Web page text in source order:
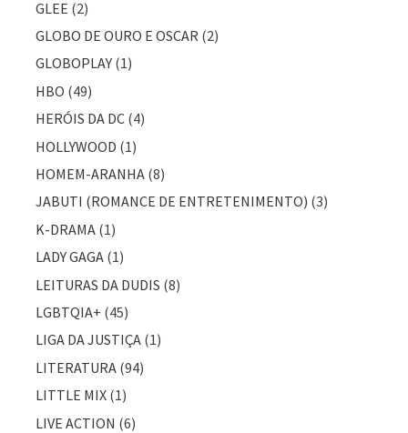
GLEE (2)
GLOBO DE OURO E OSCAR (2)
GLOBOPLAY (1)
HBO (49)
HERÓIS DA DC (4)
HOLLYWOOD (1)
HOMEM-ARANHA (8)
JABUTI (ROMANCE DE ENTRETENIMENTO) (3)
K-DRAMA (1)
LADY GAGA (1)
LEITURAS DA DUDIS (8)
LGBTQIA+ (45)
LIGA DA JUSTIÇA (1)
LITERATURA (94)
LITTLE MIX (1)
LIVE ACTION (6)